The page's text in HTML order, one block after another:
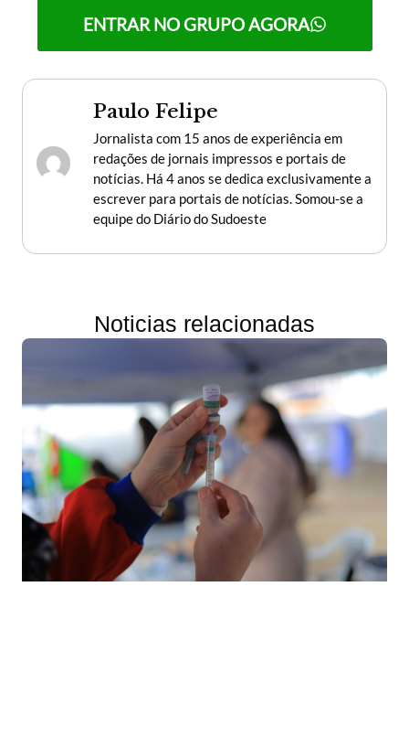
ENTRAR NO GRUPO AGORA
Paulo Felipe
Jornalista com 15 anos de experiência em
redações de jornais impressos e portais de
notícias. Há 4 anos se dedica exclusivamente a
escrever para portais de notícias. Somou-se a
equipe do Diário do Sudoeste
Noticias relacionadas